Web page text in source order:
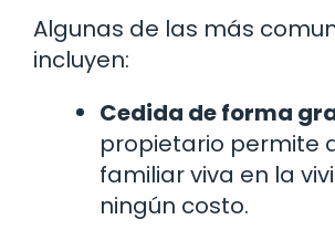
Algunas de las más
incluyen:
Cedida de forma
propietario permite
familiar viva en la
ningún costo.